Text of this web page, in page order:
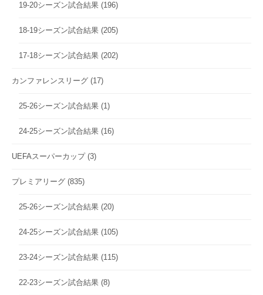
19-20シーズン試合結果 (196)
18-19シーズン試合結果 (205)
17-18シーズン試合結果 (202)
カンファレンスリーグ (17)
25-26シーズン試合結果 (1)
24-25シーズン試合結果 (16)
UEFAスーパーカップ(3)
プレミアリーグ (835)
25-26シーズン試合結果 (20)
24-25シーズン試合結果 (105)
23-24シーズン試合結果 (115)
22-23シーズン試合結果 (8)